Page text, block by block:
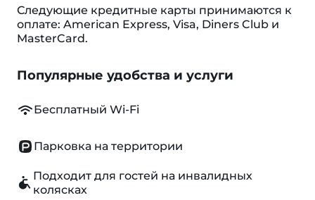
Следующие кредитные карты принимаются к
оплате: American Express, Visa, Diners Club и
MasterCard.
Популярные удобства и услуги
Бесплатный Wi-Fi
Парковка на территории
Подходит для гостей на инвалидных
колясках